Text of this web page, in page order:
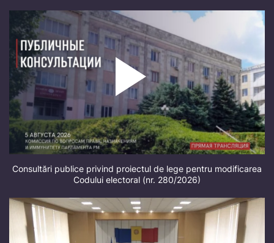
Consultări publice privind proiectul de lege pentru modificarea
Codului electoral (nr. 280/2026)